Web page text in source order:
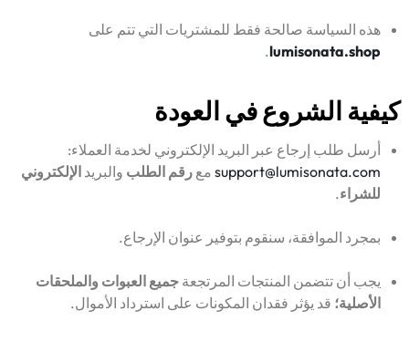
هذه السياسة صالحة فقط للمشتريات التي تتم على
lumisonata.shop
.
كيفية الشروع في العودة
أرسل طلب إرجاع عبر البريد الإلكتروني لخدمة العملاء:
support@lumisonata.comمع رقم الطلب والبريد الإلكتروني
للشراء.
بمجرد الموافقة، سنقوم بتوفير عنوان الإرجاع.
يجب أن تتضمن المنتجات المرتجعة جميع العبوات والملحقات
الأصلية؛ قد يؤثر فقدان المكونات على استرداد الأموال.